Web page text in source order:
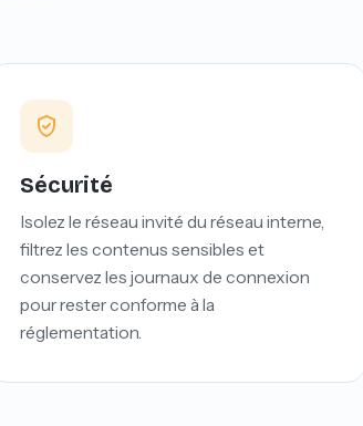
Sécurité
Isolez le réseau invité du réseau interne,
filtrez les contenus sensibles et
conservez les journaux de connexion
pour rester conforme à la
réglementation.